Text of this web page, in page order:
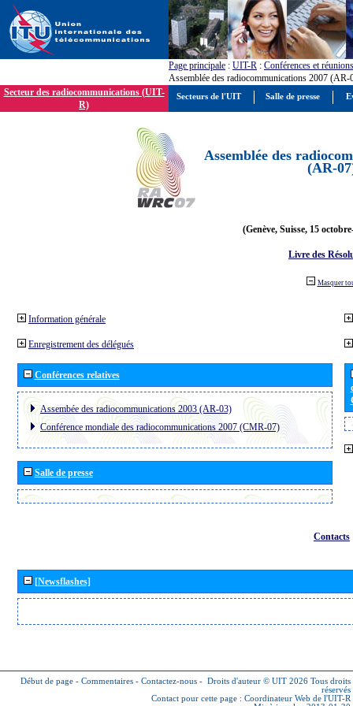
Page principale : UIT-R : Conférences et réunions
Assemblée des radiocommunications 2007 (AR-
Secteur des radiocommunications (UIT-
R)
Assemblée des
(AR-
(Genève, Suisse, 15
Livre des
Masquer
Information générale
Enregistrement des délégués
Conférences relatives
Assembée des radiocommunications 2003 (AR-03)
Conférence mondiale des radiocommunications 2007 (CMR-07)
Salle de presse
Contacts
[Newsflashes]
Début de page - Commentaires - Contactez-nous - Droits d'auteur © UIT 2026 Tous droits
réservés
Contact pour cette page : Coordinateur Web de l'UIT-R
Secteurs de l'UIT Salle de presse